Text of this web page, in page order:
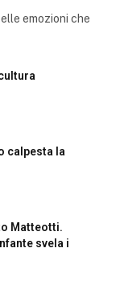
emozioni che
calpesta la
Matteotti.
svela i